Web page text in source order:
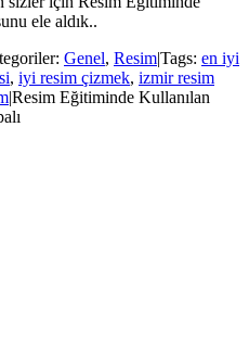
ele aldık..
Genel, Resim|Tags: en iyi
, iyi resim çizmek, izmir resim
|Resim Eğitiminde Kullanılan